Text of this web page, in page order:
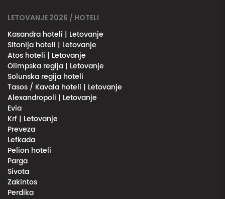
LETOVANJE 2026 / HOTELI
Kasandra hoteli | Letovanje
Sitonija hoteli | Letovanje
Atos hoteli | Letovanje
Olimpska regija | Letovanje
Solunska regija hoteli
Tasos / Kavala hoteli | Letovanje
Alexandropoli | Letovanje
Evia
Krf | Letovanje
Preveza
Lefkada
Pelion hoteli
Parga
Sivota
Zakintos
Perdika